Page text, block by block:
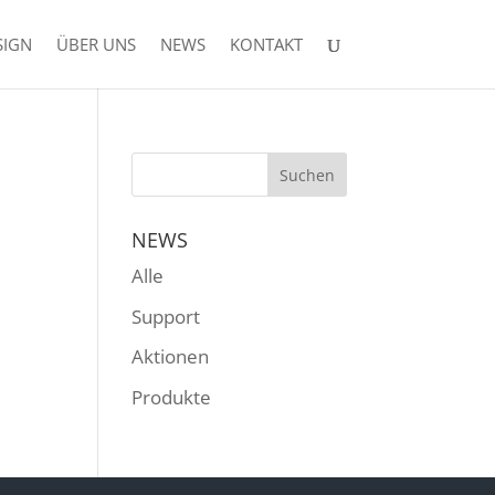
ÜBER UNS NEWS KONTAKT
NEWS
Alle
Support
Aktionen
Produkte